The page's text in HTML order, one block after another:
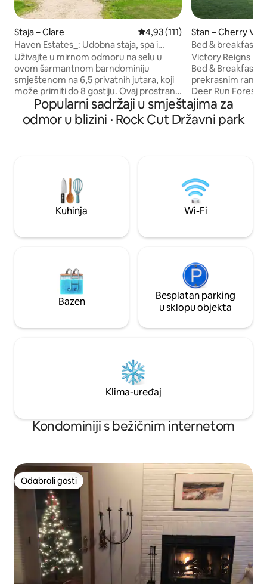
Staja – Clare Prosječna ocjena: 4,93/5,
4,93 (111)
Haven Estates_: Udobna staja, spa i
grijani bazen
Uživajte u mirnom odmoru na selu u
ovom šarmantnom barndominiju
smještenom na 6,5 privatnih jutara, koji
može primiti do 8 gostiju. Ovaj prostrani
smještaj ima privatni bazen dimenzija 18'
x 36' s toplinskim spa centrom i
prostorijom za bazen grijanu solarnom
rekreaciju i četiri kauča za spavanje.
Udobna spavaća soba uključuje veliki
bračni krevet, dok se potpuno
opremljena kuhinja može pohvaliti
štednjakom s fritezom.
Stan – Cherry
Bed & breakfast s
u
Victory Reigns
Bed & Breakfast
prekrasnim
Deer Run Forest,
drugih jahačkih
konjem ili bez
rekreacijsko
12 iznosi 35 $ po noćenju.
dostupan je za 25
noćenju.
USD po noćenju
Popularni sadržaji u smještajima za
odmor u blizini · Rock Cut Državni park
Kuhinja Wi-Fi
Bazen
Besplatan parking
u sklopu objekta
Klima-uređaj
Kondominiji s bežičnim internetom
Odabrali gosti
Odabrali gosti